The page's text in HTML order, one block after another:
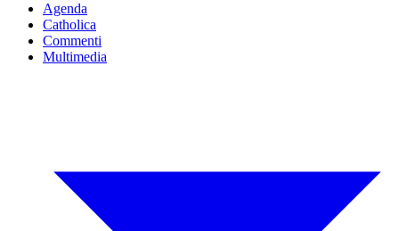
Agenda
Catholica
Commenti
Multimedia